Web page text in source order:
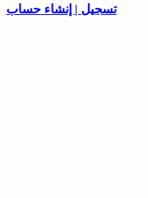
تسجيل | إنشاء حساب